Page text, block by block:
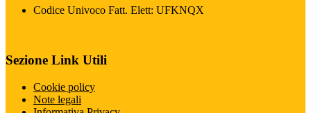
Codice Univoco Fatt. Elett: UFKNQX
Sezione Link Utili
Cookie policy
Note legali